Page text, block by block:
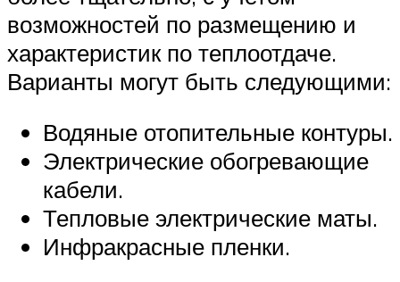
возможностей по размещению и
характеристик по теплоотдаче.
Варианты могут быть следующими:
Водяные отопительные контуры.
Электрические обогревающие
кабели.
Тепловые электрические маты.
Инфракрасные пленки.